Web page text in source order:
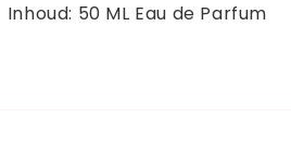
Inhoud: 50 ML Eau de Parfum